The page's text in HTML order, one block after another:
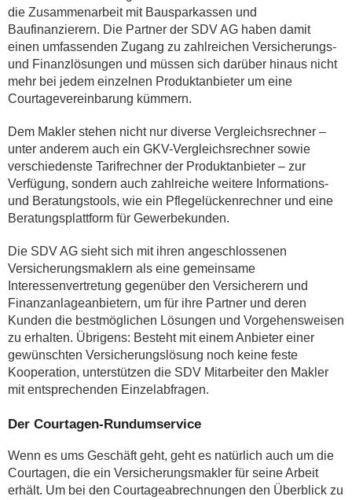
die Zusammenarbeit mit Bausparkassen und
Baufinanzierern. Die Partner der SDV AG haben damit
einen umfassenden Zugang zu zahlreichen Versicherungs-
und Finanzlösungen und müssen sich darüber hinaus nicht
mehr bei jedem einzelnen Produktanbieter um eine
Courtagevereinbarung kümmern.
Dem Makler stehen nicht nur diverse Vergleichsrechner –
unter anderem auch ein GKV-Vergleichsrechner sowie
verschiedenste Tarifrechner der Produktanbieter – zur
Verfügung, sondern auch zahlreiche weitere Informations-
und Beratungstools, wie ein Pflegelückenrechner und eine
Beratungsplattform für Gewerbekunden.
Die SDV AG sieht sich mit ihren angeschlossenen
Versicherungsmaklern als eine gemeinsame
Interessenvertretung gegenüber den Versicherern und
Finanzanlageanbietern, um für ihre Partner und deren
Kunden die bestmöglichen Lösungen und Vorgehensweisen
zu erhalten. Übrigens: Besteht mit einem Anbieter einer
gewünschten Versicherungslösung noch keine feste
Kooperation, unterstützen die SDV Mitarbeiter den Makler
mit entsprechenden Einzelabfragen.
Der Courtagen-Rundumservice
Wenn es ums Geschäft geht, geht es natürlich auch um die
Courtagen, die ein Versicherungsmakler für seine Arbeit
erhält. Um bei den Courtageabrechnungen den Überblick zu